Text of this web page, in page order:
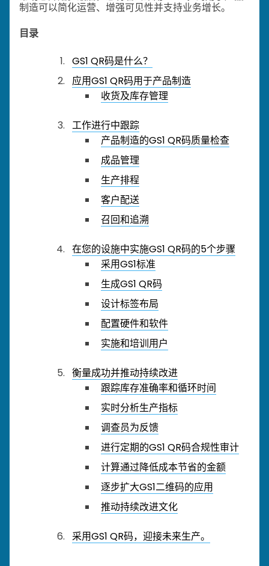
制造可以简化运营、增强可见性并支持业务增长。
目录
GS1 QR码是什么？
应用GS1 QR码用于产品制造
收货及库存管理
工作进行中跟踪
产品制造的GS1 QR码质量检查
成品管理
生产排程
客户配送
召回和追溯
在您的设施中实施GS1 QR码的5个步骤
采用GS1标准
生成GS1 QR码
设计标签布局
配置硬件和软件
实施和培训用户
衡量成功并推动持续改进
跟踪库存准确率和循环时间
实时分析生产指标
调查员为反馈
进行定期的GS1 QR码合规性审计
计算通过降低成本节省的金额
逐步扩大GS1二维码的应用
推动持续改进文化
采用GS1 QR码，迎接未来生产。